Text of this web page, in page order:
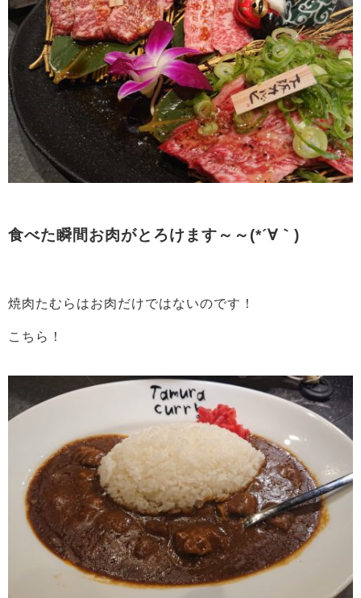
食べた瞬間お肉がとろけます～～(*´∀｀)
焼肉たむらはお肉だけではないのです！
こちら！